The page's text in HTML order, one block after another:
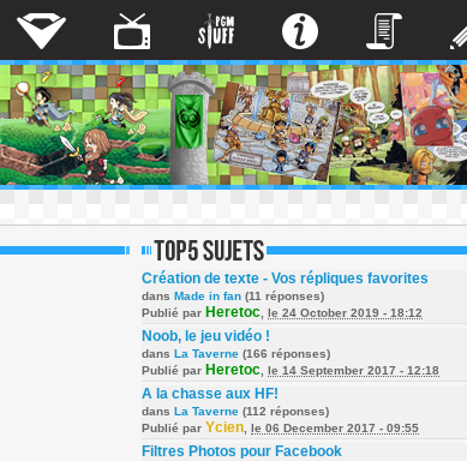
Création de texte - Vos répliques favorites
dans Made in fan (11 réponses)
Publié par Heretoc le 24 October 2019 - 18:12
Noob, le jeu vidéo !
dans La Taverne (166 réponses)
Publié par Heretoc le 14 September 2017 - 12:18
A la chasse aux HF!
dans La Taverne (112 réponses)
Publié par Ycien le 06 December 2017 - 09:55
Filtres Photos pour Facebook